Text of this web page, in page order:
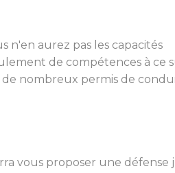
n'en aurez pas les capacités
de compétences à ce
nombreux permis de
vous proposer une défense